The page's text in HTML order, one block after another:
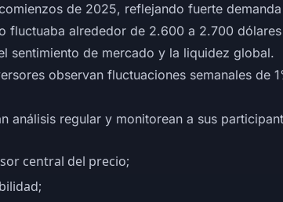
de 2025, reflejando fuerte
alrededor de 2.600 a 2.700
sentimiento de mercado y la liquidez global.
observan fluctuaciones semanales de
análisis regular y monitorean a sus
central del precio;